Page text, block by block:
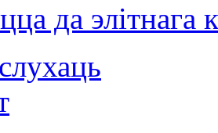
да элітнага